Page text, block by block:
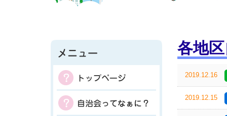
各地
2019.12.16
2019.12.15